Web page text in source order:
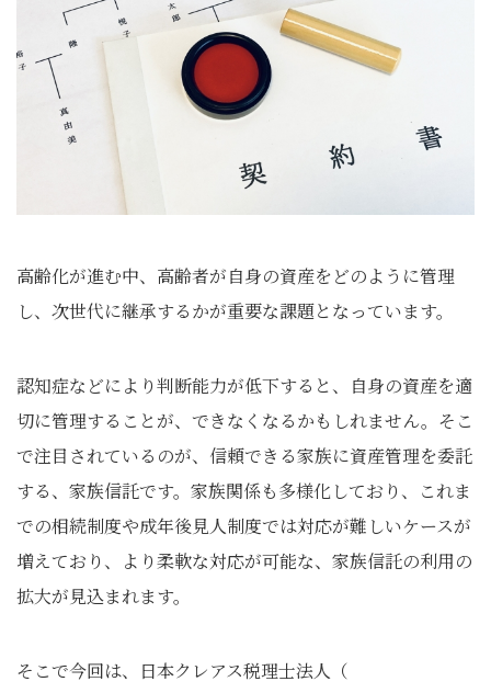
高齢化が進む中、高齢者が自身の資産をどのように管理
し、次世代に継承するかが重要な課題となっています。
認知症などにより判断能力が低下すると、自身の資産を適
切に管理することが、できなくなるかもしれません。そこ
で注目されているのが、信頼できる家族に資産管理を委託
する、家族信託です。家族関係も多様化しており、これま
での相続制度や成年後見人制度では対応が難しいケースが
増えており、より柔軟な対応が可能な、家族信託の利用の
拡大が見込まれます。
そこで今回は、日本クレアス税理士法人（